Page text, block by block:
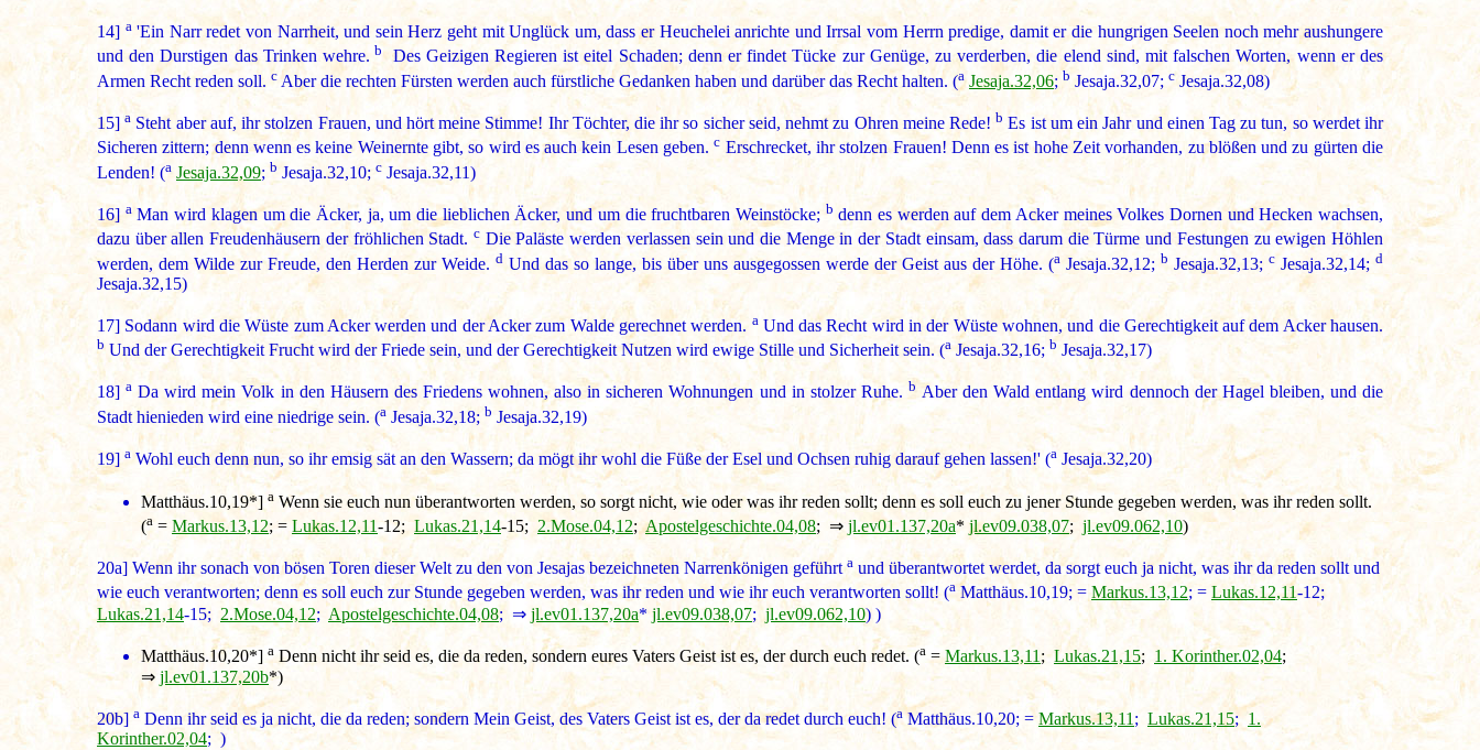
14] a'Ein Narr redet von Narrheit, und sein Herz geht mit Unglück um, dass er Heuchelei anrichte und Irrsal vom Herrn predige, damit er die hungrigen Seelen noch mehr aushungere
und den Durstigen das Trinken wehre. b Des Geizigen Regieren ist eitel Schaden; denn er findet Tücke zur Genüge, zu verderben, die elend sind, mit falschen Worten, wenn er des
Armen Recht reden soll. c Aber die rechten Fürsten werden auch fürstliche Gedanken haben und darüber das Recht halten. (a Jesaja.32,06;b Jesaja.32,07; cJesaja.32,08)
15] a Steht aber auf, ihr stolzen Frauen, und hört meine Stimme! Ihr Töchter, die ihr so sicher seid, nehmt zu Ohren meine Rede!b Es ist um ein Jahr und einen Tag zu tun, so werdet ihr
Sicheren zittern; denn wenn es keine Weinernte gibt, so wird es auch kein Lesen geben.c Erschrecket, ihr stolzen Frauen! Denn es ist hohe Zeit vorhanden, zu blößen und zu gürten die
Lenden! (a Jesaja.32,09; b Jesaja.32,10; c Jesaja.32,11)
16] aMan wird klagen um die Äcker, ja, um die lieblichen Äcker, und um die fruchtbaren Weinstöcke; b denn es werden auf dem Acker meines Volkes Dornen und Hecken wachsen,
dazu über allen Freudenhäusern der fröhlichen Stadt. c Die Paläste werden verlassen sein und die Menge in der Stadt einsam, dass darum die Türme und Festungen zu ewigen Höhlen
werden, dem Wilde zur Freude, den Herden zur Weide. d Und das so lange, bis über uns ausgegossen werde der Geist aus der Höhe. (a Jesaja.32,12; b Jesaja.32,13; c Jesaja.32,14; d
Jesaja.32,15)
17] Sodann wird die Wüste zum Acker werden und der Acker zum Walde gerechnet werden. aUnd das Recht wird in der Wüste wohnen, und die Gerechtigkeit auf dem Acker hausen.
bUnd der Gerechtigkeit Frucht wird der Friede sein, und der Gerechtigkeit Nutzen wird ewige Stille und Sicherheit sein. (aJesaja.32,16; b Jesaja.32,17)
18] a Da wird mein Volk in den Häusern des Friedens wohnen, also in sicheren Wohnungen und in stolzer Ruhe. b Aber den Wald entlang wird dennoch der Hagel bleiben, und die
Stadt hienieden wird eine niedrige sein. (a Jesaja.32,18; b Jesaja.32,19)
19] a Wohl euch denn nun, so ihr emsig sät an den Wassern; da mögt ihr wohl die Füße der Esel und Ochsen ruhig darauf gehen lassen!' (a Jesaja.32,20)
Matthäus.10,19*] a Wenn sie euch nun überantworten werden, so sorgt nicht, wie oder was ihr reden sollt; denn es soll euch zu jener Stunde gegeben werden, was ihr reden sollt.
(a = Markus.13,12; = Lukas.12,11-12; Lukas.21,14-15; 2.Mose.04,12;Apostelgeschichte.04,08; ⇒ jl.ev01.137,20a* jl.ev09.038,07; jl.ev09.062,10)
20a] Wenn ihr sonach von bösen Toren dieser Welt zu den von Jesajas bezeichneten Narrenkönigen geführta und überantwortet werdet, da sorgt euch ja nicht, was ihr da reden sollt und
wie euch verantworten; denn es soll euch zur Stunde gegeben werden, was ihr reden und wie ihr euch verantworten sollt! (a Matthäus.10,19; = Markus.13,12; = Lukas.12,11-12;
Lukas.21,14-15; 2.Mose.04,12; Apostelgeschichte.04,08; ⇒ jl.ev01.137,20a*jl.ev09.038,07;jl.ev09.062,10) )
Matthäus.10,20*] a Denn nicht ihr seid es, die da reden, sondern eures Vaters Geist ist es, der durch euch redet. (a =Markus.13,11 ;Lukas.21,15; 1. Korinther.02,04;
⇒ jl.ev01.137,20b*)
20b] a Denn ihr seid es ja nicht, die da reden; sondern Mein Geist, des Vaters Geist ist es, der da redet durch euch! (aMatthäus.10,20; =Markus.13,11; Lukas.21,15;1.
Korinther.02,04; )